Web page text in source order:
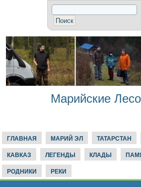
Марийские
ГЛАВНАЯ МАРИЙ ЭЛ ТАТАРСТАН
КАВКАЗ ЛЕГЕНДЫ КЛАДЫ
РОДНИКИ РЕКИ